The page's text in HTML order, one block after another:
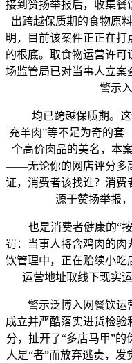
接到赞扬举报后，收集餐
出跨越保质期的食物原
明，目前该案件正正在打
的根底。取食物运营许
场监管局已对当事人立案
警示
均已跨越保质期。这
充羊肉”等不足为奇的
个高价肉品的美名，本
——无论你的网店评分多
证，消费者该找谁？消费
源于赞扬举报
也是消费者健康的“按
罚：当事人将含鸡肉的
饮管理中，正在贻续小吃
运营地址取线下现实
警示泛博入网餐饮运
成立并严酷落实进货检验
分，扯开了“多店马甲”
人是“者”而放弃逃责，